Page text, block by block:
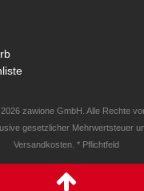
zawione GmbH. Alle Rechte
gesetzlicher Mehrwertsteuer
Versandkosten. * Pflichtfeld